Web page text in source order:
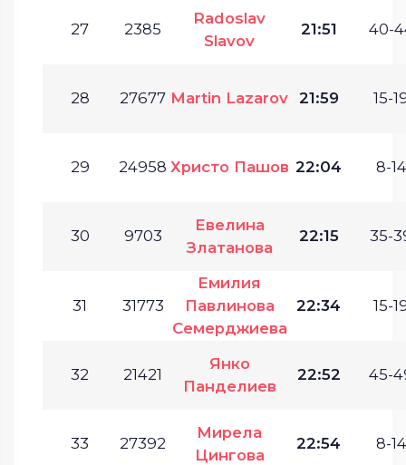
27 2385
Radoslav
Slavov
21:51 40-
28 27677 Martin Lazarov 21:59 15-
29 24958 Христо Пашов 22:04 8-
30 9703
Евелина
Златанова
22:15 35-
31 31773
Емилия
Павлинова
Семерджиева
22:34 15-
32 21421
Янко
Панделиев
22:52 45-
33 27392
Мирела
Цингова
22:54 8-